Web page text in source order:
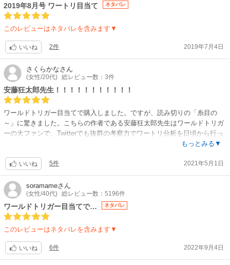
2019年8月号 ワートリ目当て ネタバレ
このレビューはネタバレを含みます▼
いいね 2件 2019年7月4日
さくらかなさん
(女性/20代) 総レビュー数：3件
安藤狂太郎先生！！！！！！！！！！！
ワールドトリガー目当てで購入しました。ですが、読み切りの「糸目の
～」に驚きました。こちらの作者である安藤狂太郎先生はワールドトリガ
ーの大ファンで、Twitterでも抜群の考察力でワートリ分析を日頃から行っ
ている凄い方です。いつかのSQに作品を応募されていて、賞をとってい
ったとは、いちファンとしてとても嬉しいです。安藤狂太郎先生のギャグ
は台詞運びもテンポも良く、落とし所をクールに計算していて読むのが楽
しいです。これからも安藤狂太郎先生の活躍を応援しています。
もっとみる▼
いいね 5件 2021年5月1日
soramameさん
(女性/40代) 総レビュー数：5196件
ワールドトリガー目当てで… ネタバレ
このレビューはネタバレを含みます▼
いいね 6件 2022年9月4日